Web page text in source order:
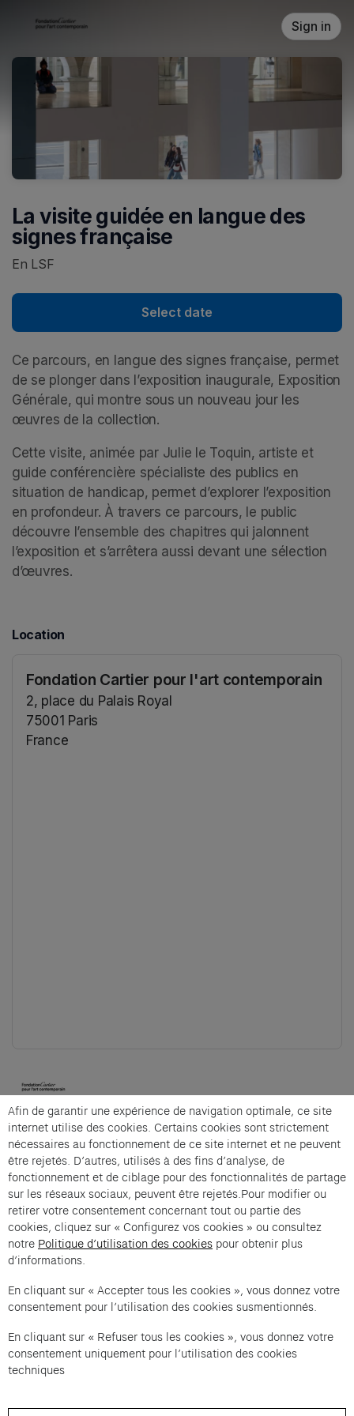
Sign in
La visite guidée en langue des
signes française
En LSF
Select date
Ce parcours, en langue des signes française, permet
de se plonger dans l’exposition inaugurale, Exposition
Générale, qui montre sous un nouveau jour les
œuvres de la collection.
Cette visite, animée par Julie le Toquin, artiste et
guide conférencière spécialiste des publics en
situation de handicap, permet d’explorer l’exposition
en profondeur. À travers ce parcours, le public
découvre l’ensemble des chapitres qui jalonnent
l’exposition et s’arrêtera aussi devant une sélection
d’œuvres.
Location
Fondation Cartier pour l'art contemporain
2, place du Palais Royal
75001 Paris
France
Cartier et Compagnie
La visite guidée en langue des signes française is an
offer from Cartier et Compagnie .
Imprint of the organizer(opens in a new tab)
Data privacy of the organizer(opens in
General terms and conditions of the organizer
Cookie settings (opens in a new tab)
Data privacy policy (opens in a new tab)
Accessibility
Support(opens in a new tab)
Afin de garantir une expérience de navigation optimale, ce site
internet utilise des cookies. Certains cookies sont strictement
nécessaires au fonctionnement de ce site internet et ne peuvent
être rejetés. D’autres, utilisés à des fins d’analyse, de
fonctionnement et de ciblage pour des fonctionnalités de partage
sur les réseaux sociaux, peuvent être rejetés.Pour modifier ou
retirer votre consentement concernant tout ou partie des
cookies, cliquez sur « Configurez vos cookies » ou consultez
notre Politique d’utilisation des cookies pour obtenir plus
d’informations.
En cliquant sur « Accepter tous les cookies », vous donnez votre
consentement pour l’utilisation des cookies susmentionnés.
En cliquant sur « Refuser tous les cookies », vous donnez votre
consentement uniquement pour l’utilisation des cookies
techniques